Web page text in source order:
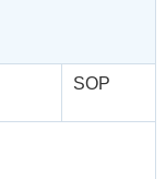
SOP